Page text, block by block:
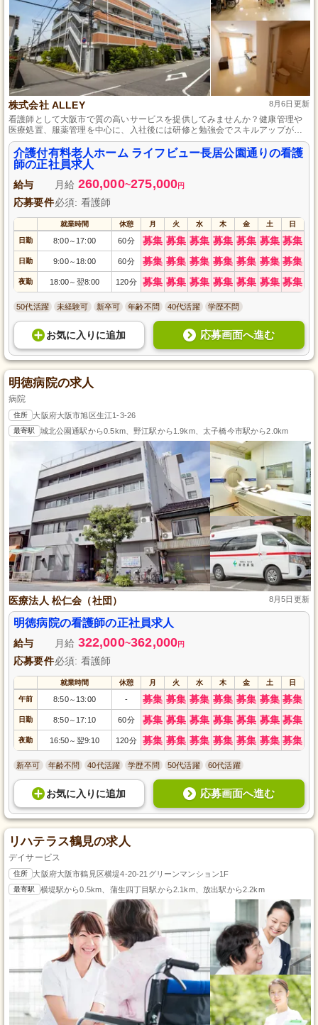
株式会社 ALLEY 8月6日更新
看護師として大阪市で質の高いサービスを提供してみませんか？健康管理や
医療処置、服薬管理を中心に、入社後には研修と勉強会でスキルアップが可
能です。安心して長期的にキャリアを築ける環境が整っており、各種保険や
手当もしっかり完備しています。
介護付有料老人ホーム ライフビュー長居公園通りの看護
師の正社員求人
給与 月給 260,000~275,000円
応募要件必須: 看護師
就業時間 休憩 月 火 水 木 金 土 日
日勤 8:00～ 17:00 60分 募集 募集 募集 募集 募集 募集 募集
日勤 9:00～ 18:00 60分 募集 募集 募集 募集 募集 募集 募集
夜勤 18:00～ 翌8:00 120分 募集 募集 募集 募集 募集 募集 募集
50代活躍 未経験可 新卒可 年齢不問 40代活躍 学歴不問
お気に入り に追加 応募画面へ進む
明徳病院の求人
病院
住所 大阪府大阪市旭区生江1-3-26
最寄駅 城北公園通駅から0.5km、野江駅から1.9km、太子橋今市駅から2.0km
医療法人 松仁会（社団） 8月5日更新
明徳病院の看護師の正社員求人
給与 月給 322,000~362,000円
応募要件必須: 看護師
就業時間 休憩 月 火 水 木 金 土 日
午前 8:50～ 13:00 - 募集 募集 募集 募集 募集 募集 募集
日勤 8:50～ 17:10 60分 募集 募集 募集 募集 募集 募集 募集
夜勤 16:50～ 翌9:10 120分 募集 募集 募集 募集 募集 募集 募集
新卒可 年齢不問 40代活躍 学歴不問 50代活躍 60代活躍
お気に入り に追加 応募画面へ進む
リハテラス鶴見の求人
デイサービス
住所 大阪府大阪市鶴見区横堤4-20-21グリーンマンション1F
最寄駅 横堤駅から0.5km、蒲生四丁目駅から2.1km、放出駅から2.2km